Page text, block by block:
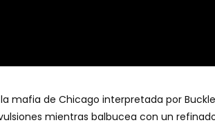
mafia de Chicago interpretada por
mientras balbucea con un